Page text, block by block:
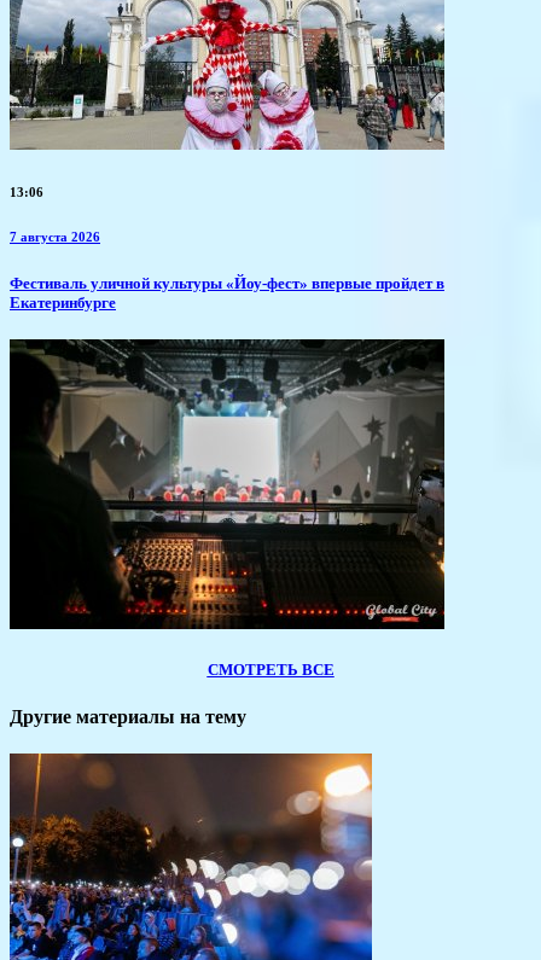
13:06
7 августа 2026
​Фестиваль уличной культуры «Йоу-фест» впервые пройдет в
Екатеринбурге
СМОТРЕТЬ ВСЕ
Другие материалы на тему